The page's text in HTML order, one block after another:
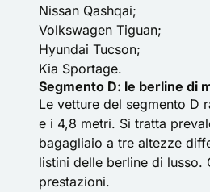
Nissan Qashqai;
Volkswagen Tiguan;
Hyundai Tucson;
Kia Sportage.
Segmento D: le berline di
Le vetture del segmento D
e i 4,8 metri. Si tratta
bagagliaio a tre altezze
listini delle berline di
prestazioni.